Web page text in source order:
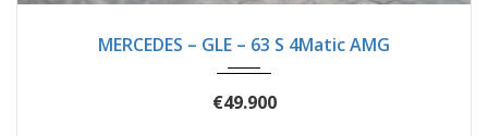
MERCEDES – GLE – 63 S 4Matic AMG
€49.900